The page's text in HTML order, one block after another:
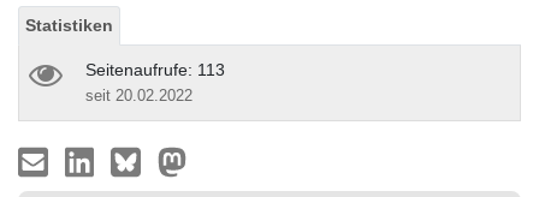
Statistiken
Seitenaufrufe: 113
seit 20.02.2022